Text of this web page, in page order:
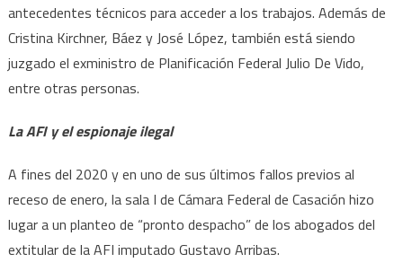
antecedentes técnicos para acceder a los trabajos. Además de
Cristina Kirchner, Báez y José López, también está siendo
juzgado el exministro de Planificación Federal Julio De Vido,
entre otras personas.
La AFI y el espionaje ilegal
A fines del 2020 y en uno de sus últimos fallos previos al
receso de enero, la sala I de Cámara Federal de Casación hizo
lugar a un planteo de “pronto despacho” de los abogados del
extitular de la AFI imputado Gustavo Arribas.